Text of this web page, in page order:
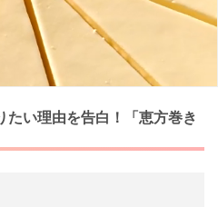
たい理由を告白！「恵方巻き